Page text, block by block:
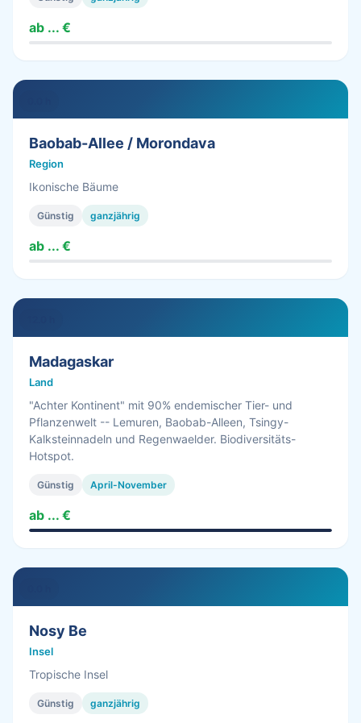
ab ... €
Baobab-Allee / Morondava
Region
Ikonische Bäume
Günstig ganzjährig
ab ... €
Madagaskar
Land
"Achter Kontinent" mit 90% endemischer Tier- und
Pflanzenwelt -- Lemuren, Baobab-Alleen, Tsingy-
Kalksteinnadeln und Regenwaelder. Biodiversitäts-
Hotspot.
Günstig April-November
ab ... €
Nosy Be
Insel
Tropische Insel
Günstig ganzjährig